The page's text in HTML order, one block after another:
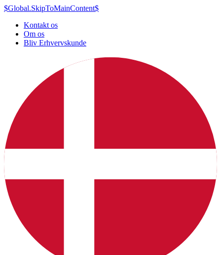
$Global.SkipToMainContent$
Kontakt os
Om os
Bliv Erhvervskunde